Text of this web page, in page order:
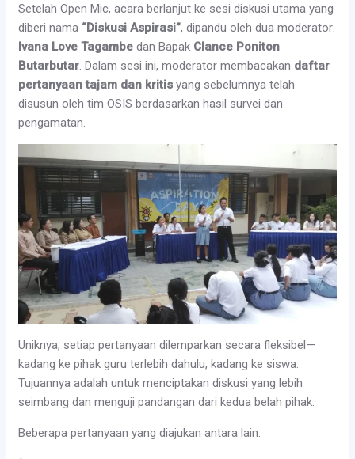
Setelah Open Mic, acara berlanjut ke sesi diskusi utama yang
diberi nama “Diskusi Aspirasi”, dipandu oleh dua moderator:
Ivana Love Tagambe dan Bapak Clance Poniton
Butarbutar. Dalam sesi ini, moderator membacakan daftar
pertanyaan tajam dan kritis yang sebelumnya telah
disusun oleh tim OSIS berdasarkan hasil survei dan
pengamatan.
Uniknya, setiap pertanyaan dilemparkan secara fleksibel—
kadang ke pihak guru terlebih dahulu, kadang ke siswa.
Tujuannya adalah untuk menciptakan diskusi yang lebih
seimbang dan menguji pandangan dari kedua belah pihak.
Beberapa pertanyaan yang diajukan antara lain: